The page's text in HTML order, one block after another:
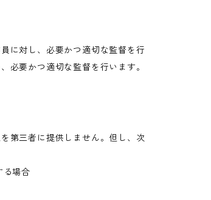
に対し、必要かつ適切な監督を行
必要かつ適切な監督を行います。
第三者に提供しません。但し、次
る場合